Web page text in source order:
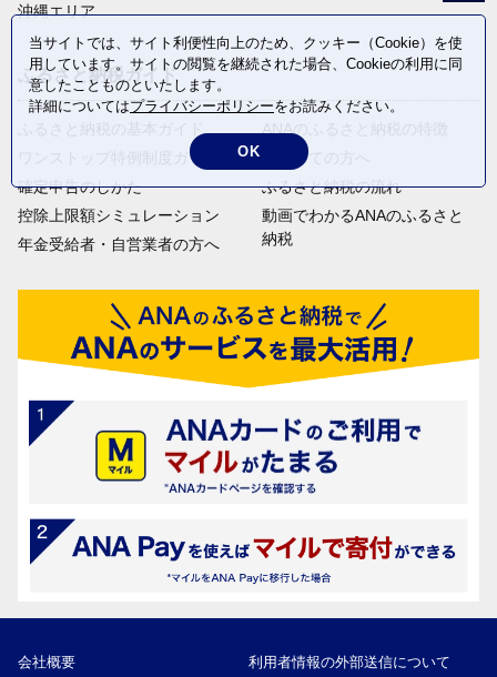
沖縄エリア
ふるさと納税ガイド
ふるさと納税の基本ガイド
ワンストップ特例制度ガイド
確定申告のしかた
控除上限額シミュレーション
年金受給者・自営業者の方へ
ANAのふるさと納税の特徴
はじめての方へ
ふるさと納税の流れ
動画でわかるANAのふるさと
納税
会社概要 利用者情報の外部送信について
当サイトでは、サイト利便性向上のため、クッキー（Cookie）を使
用しています。サイトの閲覧を継続された場合、Cookieの利用に同
意したことものといたします。
詳細についてはプライバシーポリシーをお読みください。
OK